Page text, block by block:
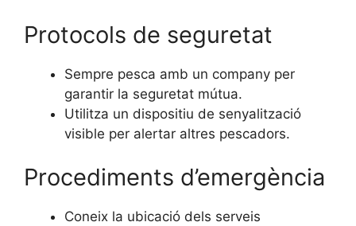
Protocols de seguretat
Sempre pesca amb un company per
garantir la seguretat mútua.
Utilitza un dispositiu de senyalització
visible per alertar altres pescadors.
Procediments d’emergència
Coneix la ubicació dels serveis